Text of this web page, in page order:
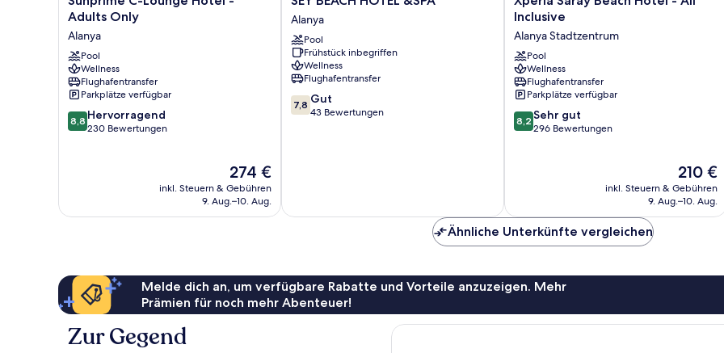
C-
Hotel
-
Adults
Only
Alanya
Adults Only
Alanya
Pool
Wellness
Flughafentransfer
Parkplätze verfügbar
8.8
von
8,8 Hervorragend
230 Bewertungen
Der
Preis
beträgt
274 €
inkl. Steuern & Gebühren
9. Aug.–10. Aug.
BEACH
HOTEL
&SPA
Alanya
Alanya
Pool
Frühstück inbegriffen
Wellness
Flughafentransfer
7.8
von
7,8 Gut
43 Bewertungen
Saray
Hotel
-
All
Inclusive
Alanya
Stadtzentrum
Inclusive
Alanya Stadtzentrum
Pool
Wellness
Flughafentransfer
Parkplätze verfügbar
8.2
von
8,2 Sehr gut
296 Bewertungen
Der
Preis
beträgt
210 €
inkl. Steuern & Gebühren
9. Aug.–10. Aug.
Ähnliche Unterkünfte vergleichen
Melde dich an, um verfügbare Rabatte und Vorteile anzuzeigen. Mehr
Prämien für noch mehr Abenteuer!
Zur Gegend